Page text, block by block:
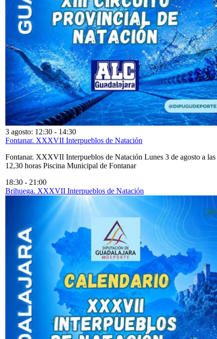
3 agosto: 12:30 - 14:30
Fontanar. XXXVII Interpueblos de Natación
Fontanar. XXXVII Interpueblos de Natación Lunes 3 de agosto a las
12,30 horas Piscina Municipal de Fontanar
18:30 - 21:00
Brihuega. XXXVII Interpueblos de Natación